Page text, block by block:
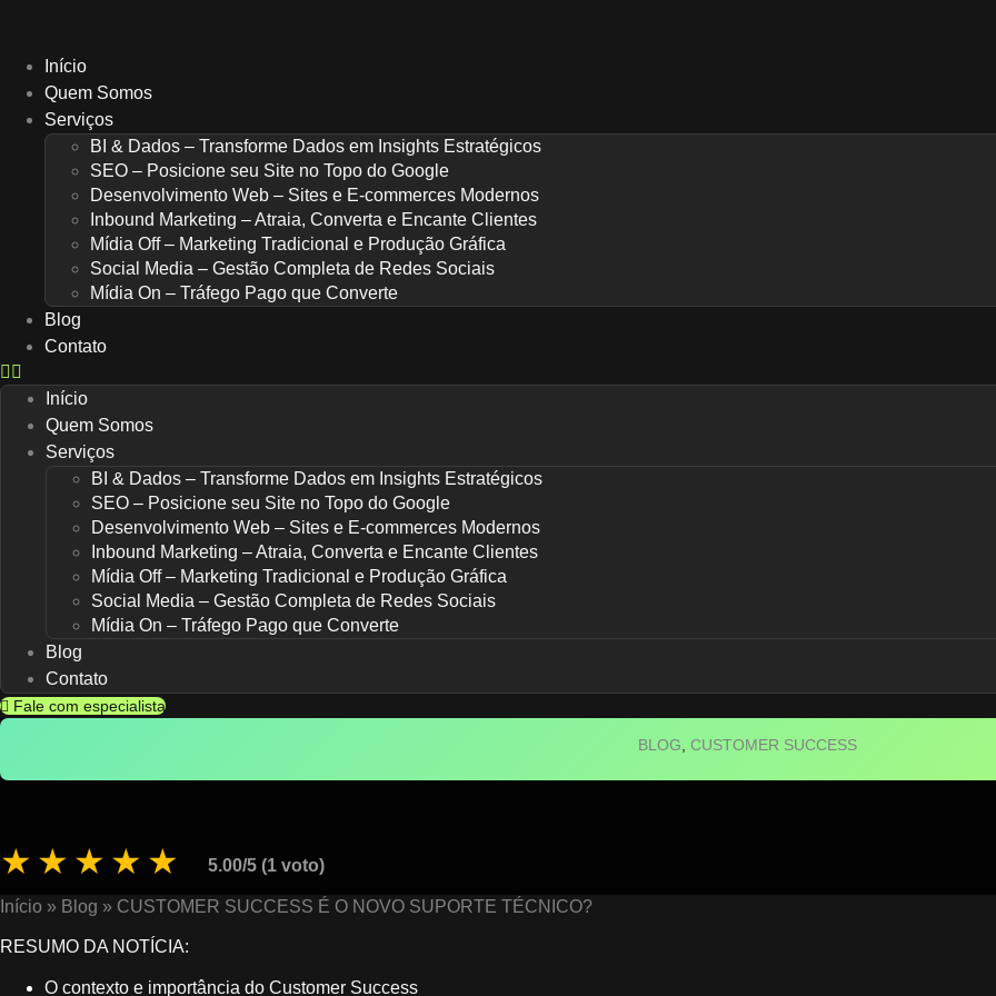
conteúdo
Início
Quem Somos
Serviços
BI & Dados – Transforme Dados em Insights Estratégicos
SEO – Posicione seu Site no Topo do Google
Desenvolvimento Web – Sites e E-commerces Modernos
Inbound Marketing – Atraia, Converta e Encante Clientes
Mídia Off – Marketing Tradicional e Produção Gráfica
Social Media – Gestão Completa de Redes Sociais
Mídia On – Tráfego Pago que Converte
Blog
Contato
Início
Quem Somos
Serviços
BI & Dados – Transforme Dados em Insights Estratégicos
SEO – Posicione seu Site no Topo do Google
Desenvolvimento Web – Sites e E-commerces Modernos
Inbound Marketing – Atraia, Converta e Encante Clientes
Mídia Off – Marketing Tradicional e Produção Gráfica
Social Media – Gestão Completa de Redes Sociais
Mídia On – Tráfego Pago que Converte
Blog
Contato
Fale com especialista
BLOG CUSTOMER SUCCESS
★
★
★
★
★ 5.00/5 (1 voto)
Início » Blog » CUSTOMER SUCCESS É O NOVO SUPORTE TÉCNICO?
RESUMO DA NOTÍCIA:
O contexto e importância do Customer Success